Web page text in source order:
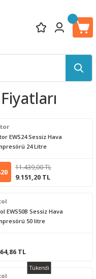
EWS24 Sessiz Hava
24 Litre
11.439,00 TL
9.151,20 TL
EWS50B Sessiz Hava
50 litre
TL
Tükendi